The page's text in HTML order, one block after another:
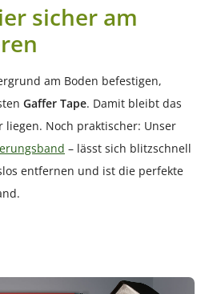
sicher am
am Boden befestigen,
Gaffer Tape. Damit bleibt das
liegen. Noch praktischer: Unser
– lässt sich blitzschnell
entfernen und ist die perfekte